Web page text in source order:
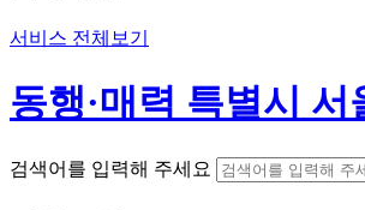
서비스 전체보기
동행·매력 특별시 서
검색어를 입력해 주세요